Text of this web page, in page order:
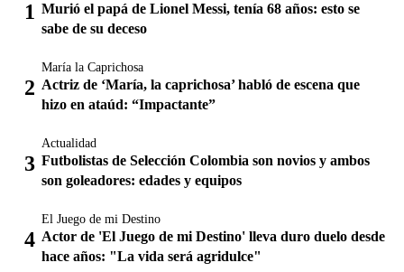
Murió el papá de Lionel Messi, tenía 68 años: esto se
sabe de su deceso
María la Caprichosa
Actriz de ‘María, la caprichosa’ habló de escena que
hizo en ataúd: “Impactante”
Actualidad
Futbolistas de Selección Colombia son novios y ambos
son goleadores: edades y equipos
El Juego de mi Destino
Actor de 'El Juego de mi Destino' lleva duro duelo desde
hace años: "La vida será agridulce"